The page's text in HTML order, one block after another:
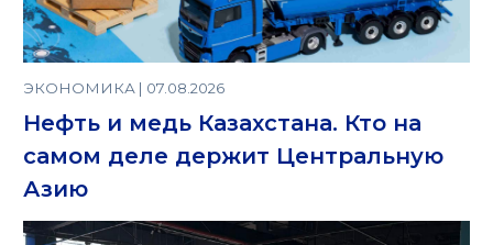
ЭКОНОМИКА | 07.08.2026
Нефть и медь Казахстана. Кто на
самом деле держит Центральную
Азию